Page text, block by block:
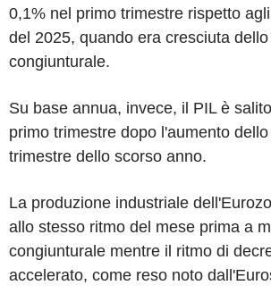
0,1% nel primo trimestre rispetto
del 2025, quando era cresciuta
congiunturale.
Su base annua, invece, il PIL è
primo trimestre dopo l'aumento
trimestre dello scorso anno.
La produzione industriale
allo stesso ritmo del mese prima a
congiunturale mentre il ritmo di
accelerato, come reso noto